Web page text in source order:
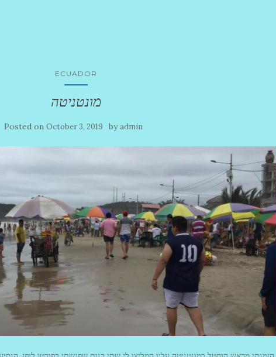
ECUADOR
מונטניטה
Posted on October 3, 2019 byadmin